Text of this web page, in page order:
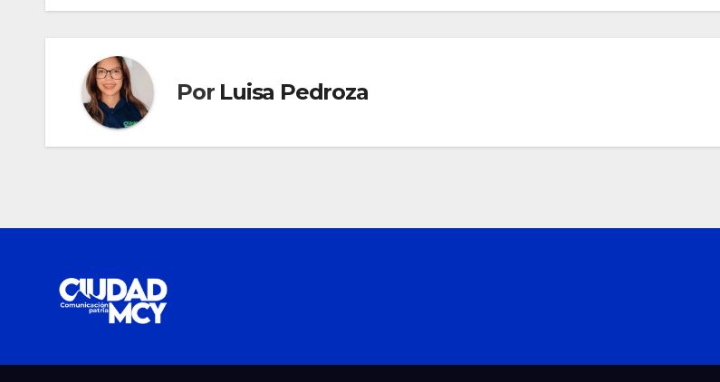
Por Luisa Pedroza